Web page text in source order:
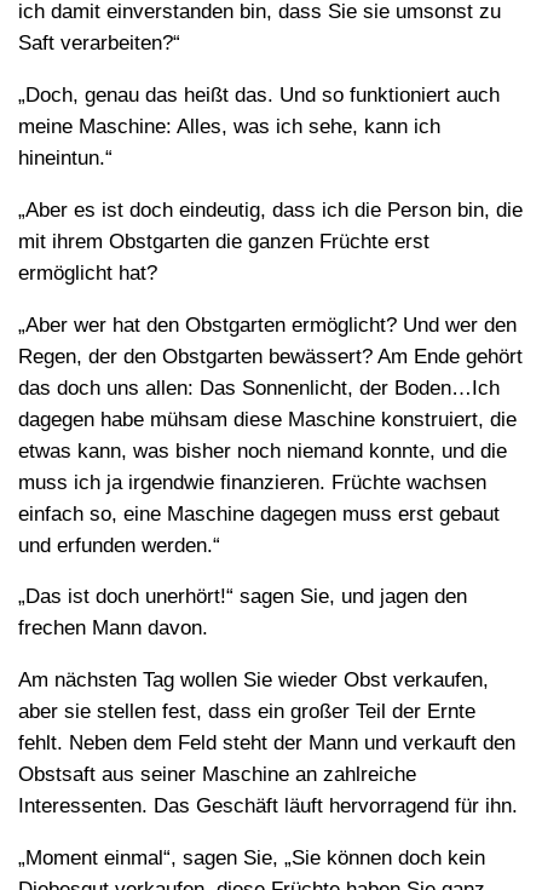
ich damit einverstanden bin, dass Sie sie umsonst zu
Saft verarbeiten?“
„Doch, genau das heißt das. Und so funktioniert auch
meine Maschine: Alles, was ich sehe, kann ich
hineintun.“
„Aber es ist doch eindeutig, dass ich die Person bin, die
mit ihrem Obstgarten die ganzen Früchte erst
ermöglicht hat?
„Aber wer hat den Obstgarten ermöglicht? Und wer den
Regen, der den Obstgarten bewässert? Am Ende gehört
das doch uns allen: Das Sonnenlicht, der Boden…Ich
dagegen habe mühsam diese Maschine konstruiert, die
etwas kann, was bisher noch niemand konnte, und die
muss ich ja irgendwie finanzieren. Früchte wachsen
einfach so, eine Maschine dagegen muss erst gebaut
und erfunden werden.“
„Das ist doch unerhört!“ sagen Sie, und jagen den
frechen Mann davon.
Am nächsten Tag wollen Sie wieder Obst verkaufen,
aber sie stellen fest, dass ein großer Teil der Ernte
fehlt. Neben dem Feld steht der Mann und verkauft den
Obstsaft aus seiner Maschine an zahlreiche
Interessenten. Das Geschäft läuft hervorragend für ihn.
„Moment einmal“, sagen Sie, „Sie können doch kein